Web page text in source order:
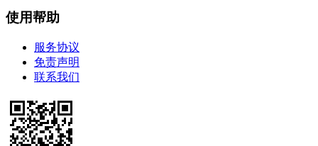
使用帮助
服务协议
免责声明
联系我们